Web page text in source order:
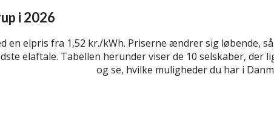
i 2026
en elpris fra 1,52 kr./kWh. Priserne ændrer sig løbende,
elaftale. Tabellen herunder viser de 10 selskaber, der
og se, hvilke muligheder du har i